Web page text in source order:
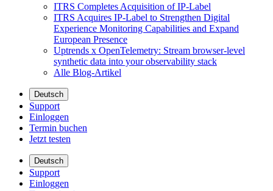
ITRS Completes Acquisition of IP-Label
ITRS Acquires IP-Label to Strengthen Digital
Experience Monitoring Capabilities and Expand
European Presence
Uptrends x OpenTelemetry: Stream browser-level
synthetic data into your observability stack
Alle Blog-Artikel
Deutsch
Support
Einloggen
Termin buchen
Jetzt testen
Deutsch
Support
Einloggen